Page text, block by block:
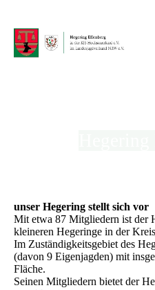
unser Hegering stellt sich vor
Mit etwa 87 Mitgliedern ist der
kleineren Hegeringe in der
Im Zuständigkeitsgebiet des
(davon 9 Eigenjagden) mit
Fläche.
Seinen Mitgliedern bietet der